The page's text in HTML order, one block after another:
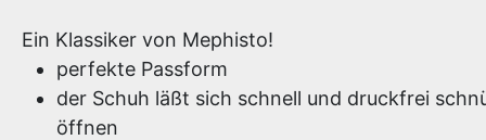
Ein Klassiker von Mephisto!
perfekte Passform
der Schuh läßt sich schnell und druckfrei
öffnen